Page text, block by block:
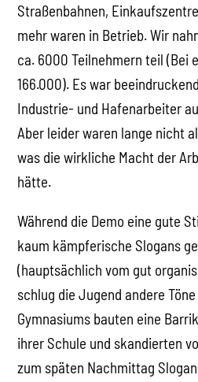
Straßenbahnen,
mehr waren in Betrieb. Wir
ca. 6000 Teilnehmern teil (Bei
166.000). Es war
Industrie- und Hafenarbeiter
Aber leider waren lange nicht
was die wirkliche Macht der
hätte.
Während die Demo eine gute
kaum kämpferische Slogans
(hauptsächlich vom gut
schlug die Jugend andere
Gymnasiums bauten eine
ihrer Schule und skandierten
zum späten Nachmittag